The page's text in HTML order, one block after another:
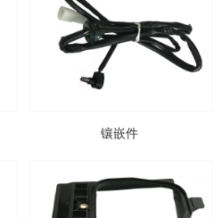
镶嵌件